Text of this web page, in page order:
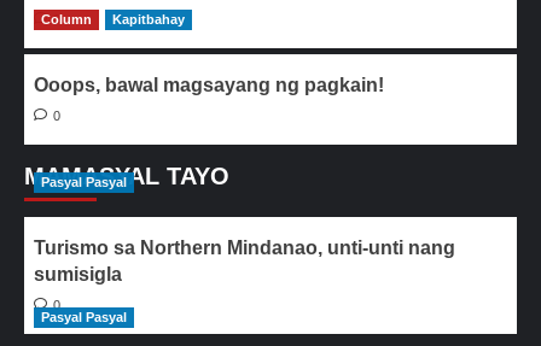
0
Column Kapitbahay
Ooops, bawal magsayang ng pagkain!
0
MAMASYAL TAYO
Pasyal Pasyal
Turismo sa Northern Mindanao, unti-unti nang
sumisigla
0
Pasyal Pasyal